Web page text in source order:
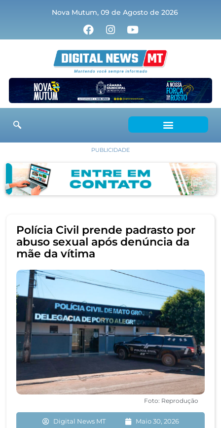
Nova Mutum, 09 de Agosto de 2026
PUBLICIDADE
Polícia Civil prende padrasto por
abuso sexual após denúncia da
mãe da vítima
Foto: Reprodução
Digital News MT Maio 30, 2026